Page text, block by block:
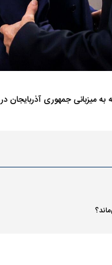
میزبانی جمهوری آذربایجان